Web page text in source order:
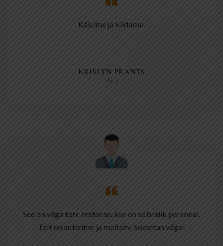
Käisime ja kiidame.
KRISLYN PRANTS
Võru
See on väga tore restoran, kus on sõbralik personal.
Toit on autentne ja maitsev. Soovitan väga!